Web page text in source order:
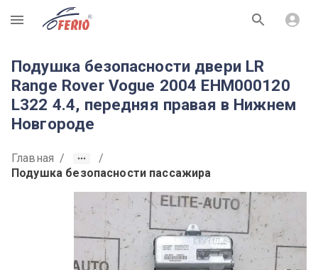
R
Подушка безопасности двери LR
Range Rover Vogue 2004 EHM000120
L322 4.4, передняя правая в Нижнем
Новгороде
Главная /
/
Подушка безопасности пассажира